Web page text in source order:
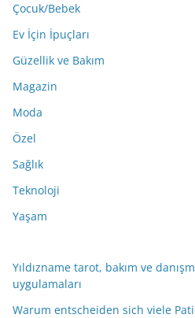
Çocuk/Bebek
Ev İçin İpuçları
Güzellik ve Bakım
Magazin
Moda
Özel
Sağlık
Teknoloji
Yaşam
Yıldızname tarot, bakım ve
uygulamaları
Warum entscheiden sich viele